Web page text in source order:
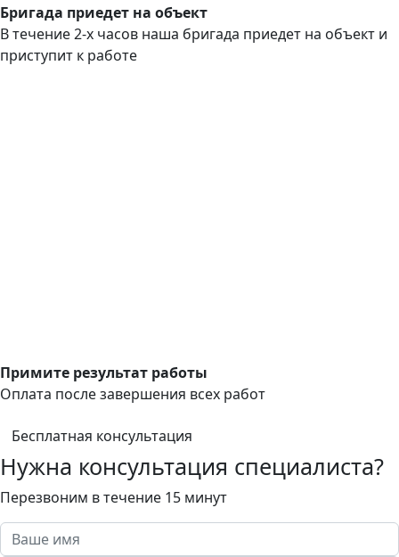
Бригада приедет на объект
В течение 2-х часов наша бригада приедет на объект и
приступит к работе
Примите результат работы
Оплата после завершения всех работ
Бесплатная консультация
Нужна консультация специалиста?
Перезвоним в течение 15 минут